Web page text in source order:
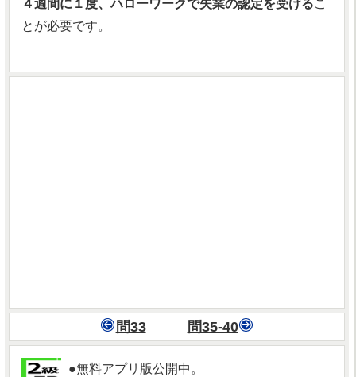
４週間に１度、ハローワークで失業の認定を受けるこ
とが必要です。
問33 問35-40
●無料アプリ版公開中。